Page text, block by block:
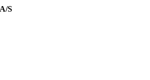
S